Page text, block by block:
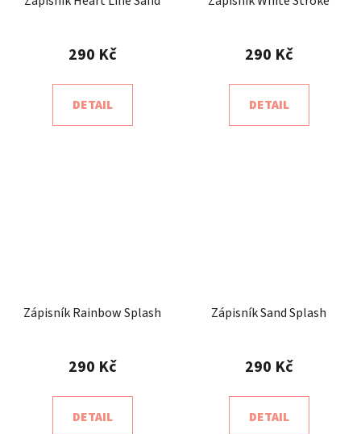
290 Kč
DETAIL
290 Kč
DETAIL
Zápisník Rainbow Splash
290 Kč
DETAIL
Zápisník Sand Splash
290 Kč
DETAIL